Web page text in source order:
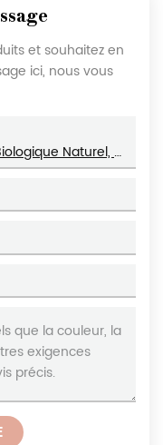
et souhaitez en
ici, nous vous
Barre De Savon Au Gingembre Biologique Naturel, Anti-Acné, Blanchissant, Savon Au Curcuma Fait À La Main, Vente En Gros